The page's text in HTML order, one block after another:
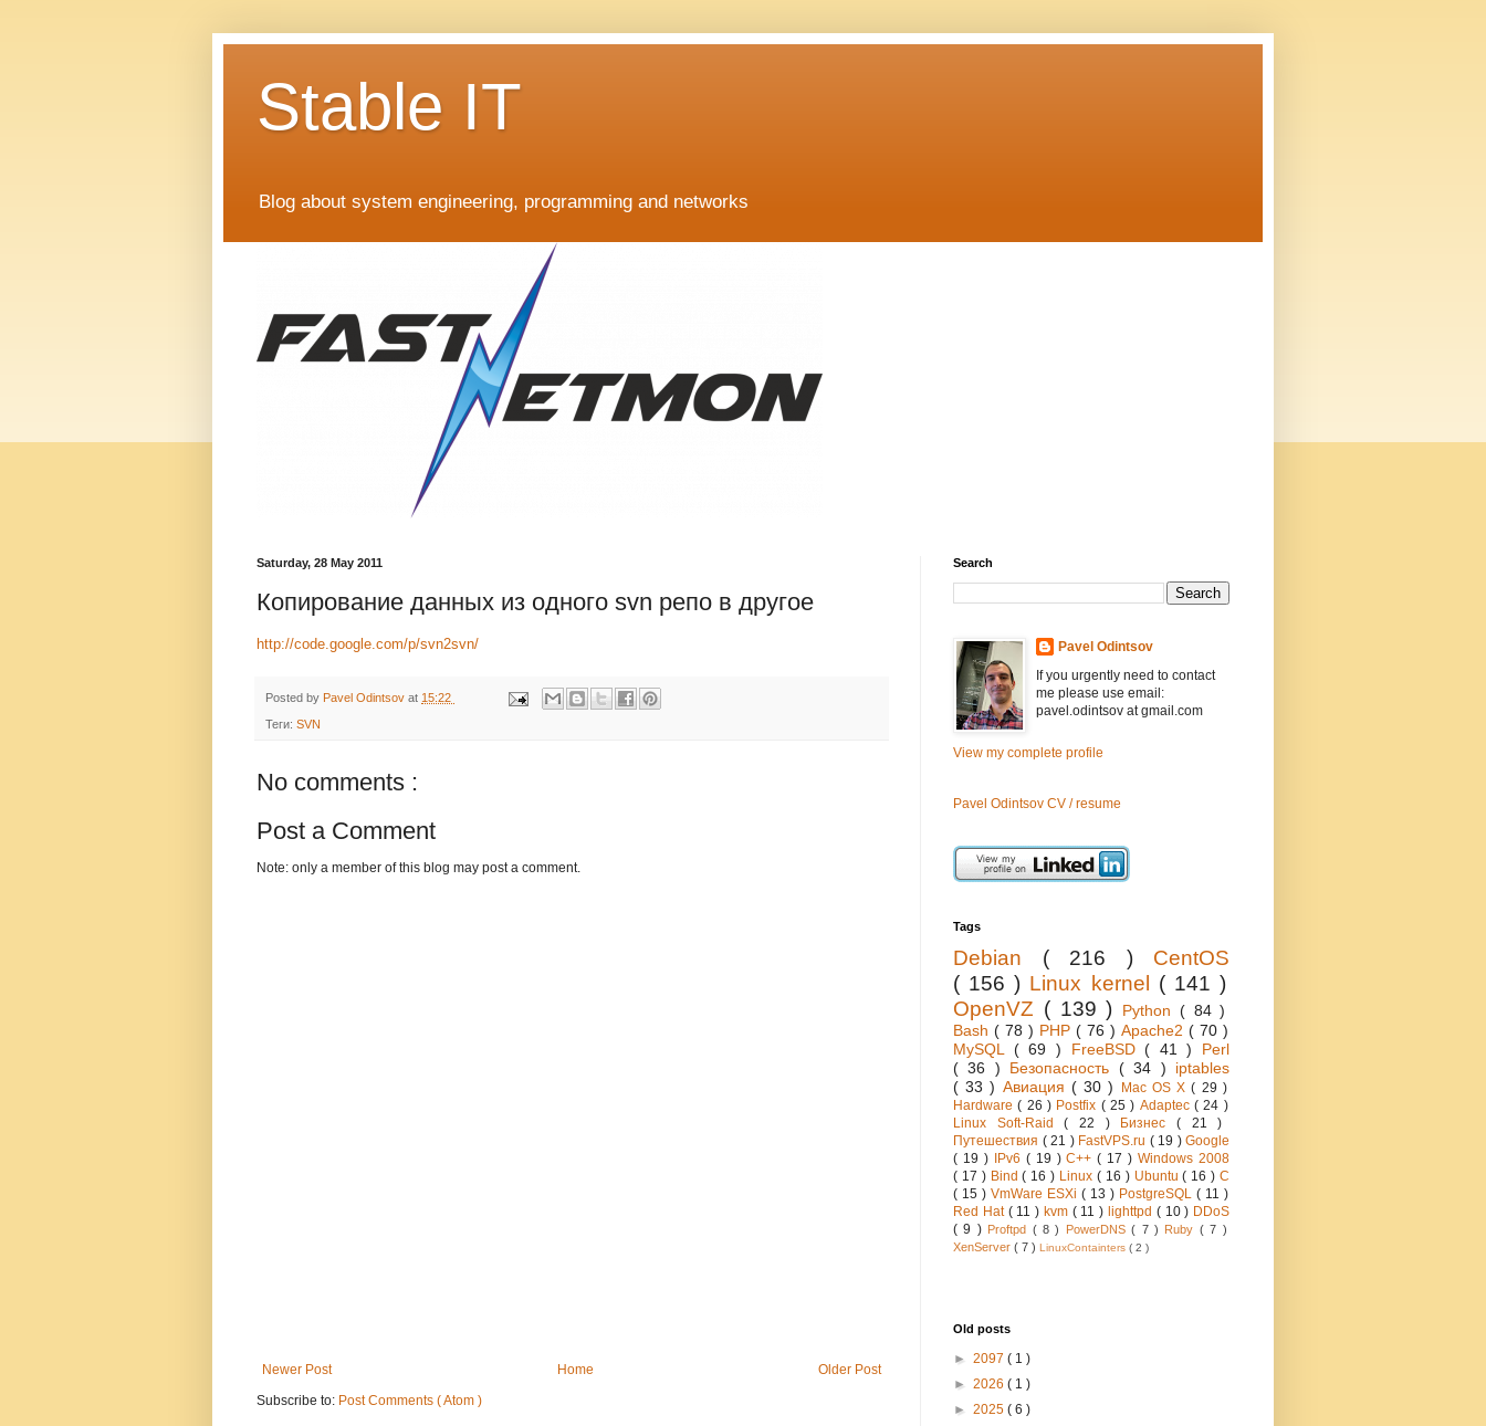
Stable IT
Blog about system engineering, programming and networks
Saturday, 28 May 2011
Копирование данных из одного svn репо в другое
http://code.google.com/p/svn2svn/
Posted by Pavel Odintsov at 15:22
Теги: SVN
No comments :
Post a Comment
Note: only a member of this blog may post a comment.
Newer Post Older Post
Home
Subscribe to: Post Comments ( Atom )
Search
Pavel Odintsov
If you urgently need to contact
me please use email:
pavel.odintsov at gmail.com
View my complete profile
Pavel Odintsov CV / resume
Tags
Debian ( 216 ) CentOS
( 156 ) Linux kernel ( 141 )
OpenVZ ( 139 ) Python ( 84 )
Bash ( 78 ) PHP ( 76 ) Apache2 ( 70 )
MySQL ( 69 ) FreeBSD( 41 ) Perl
( 36 ) Безопасность ( 34 ) iptables
( 33 ) Авиация ( 30 ) Mac OS X( 29 )
Hardware( 26 ) Postfix ( 25 ) Adaptec( 24 )
Linux Soft-Raid( 22 ) Бизнес( 21 )
Путешествия ( 21 ) FastVPS.ru ( 19 ) Google
( 19 )
IPv6 ( 19 )C++( 17 )Windows 2008
( 17 ) Bind( 16 ) Linux ( 16 ) Ubuntu( 16 )C
( 15 ) VmWare ESXi ( 13 ) PostgreSQL ( 11 )
Red Hat ( 11 ) kvm ( 11 ) lighttpd ( 10 ) DDoS
( 9 ) Proftpd ( 8 ) PowerDNS( 7 ) Ruby ( 7 )
XenServer ( 7 ) LinuxContainters ( 2 )
Old posts
► 2097 ( 1 )
► 2026 ( 1 )
► 2025 ( 6 )